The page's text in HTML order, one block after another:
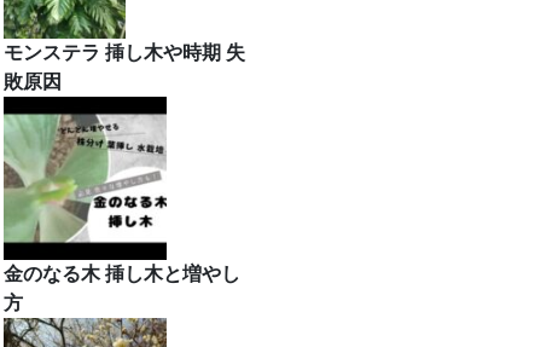
モンステラ 挿し木や時期 失
敗原因
金のなる木 挿し木と増やし
方